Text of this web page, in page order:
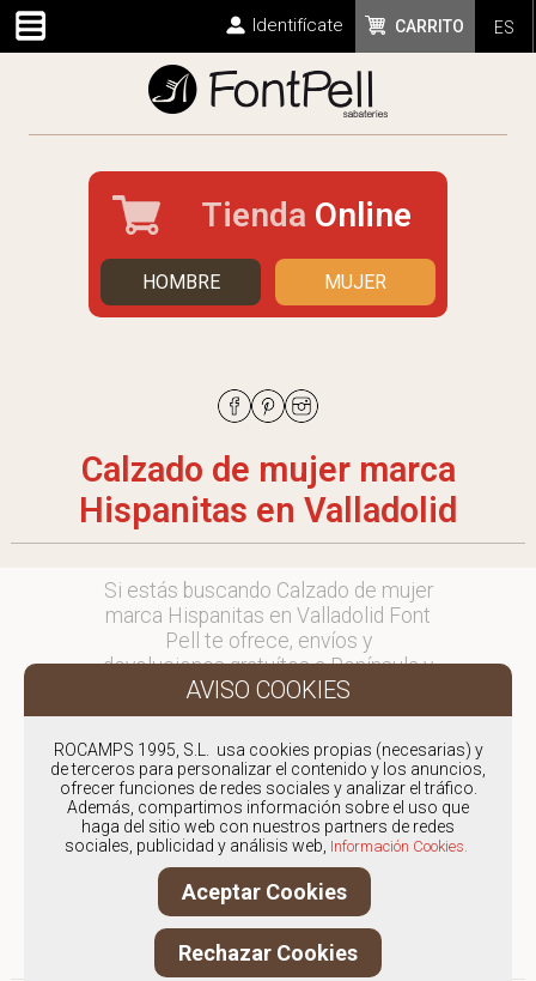
ES
CARRITO
Identifícate
Tienda Online
HOMBRE MUJER
Calzado de mujer marca
Hispanitas en Valladolid
Si estás buscando Calzado de mujer
marca Hispanitas en Valladolid Font
Pell te ofrece, envíos y
devoluciones gratuítos a Península y
Baleares, para otros destinos
consultar
en comercial@fontpell.com.
Los envíos a Valladolid gestionados
entre semana se entregarán en
menos de 48 horas; los pedidos
realizados en fin de semana, el
producto se enviará a partir del
lunes.
ROCAMPS 1995, S.L. usa cookies propias (necesarias) y
de terceros para personalizar el contenido y los anuncios,
ofrecer funciones de redes sociales y analizar el tráfico.
Además, compartimos información sobre el uso que
haga del sitio web con nuestros partners de redes
sociales, publicidad y análisis web, Información Cookies.
Aceptar Cookies
Rechazar Cookies